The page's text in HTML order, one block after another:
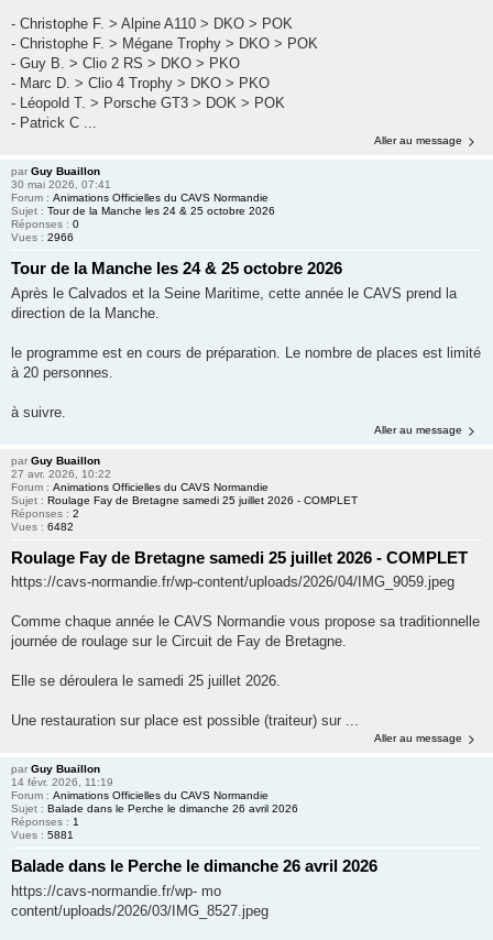
- Christophe F. > Alpine A110 > DKO > POK
- Christophe F. > Mégane Trophy > DKO > POK
- Guy B. > Clio 2 RS > DKO > PKO
- Marc D. > Clio 4 Trophy > DKO > PKO
- Léopold T. > Porsche GT3 > DOK > POK
- Patrick C ...
Aller au message
par Guy Buaillon
30 mai 2026, 07:41
Forum : Animations Officielles du CAVS Normandie
Sujet : Tour de la Manche les 24 & 25 octobre 2026
Réponses : 0
Vues : 2966
Tour de la Manche les 24 & 25 octobre 2026
Après le Calvados et la Seine Maritime, cette année le CAVS prend la
direction de la Manche.
le programme est en cours de préparation. Le nombre de places est limité
à 20 personnes.
à suivre.
Aller au message
par Guy Buaillon
27 avr. 2026, 10:22
Forum : Animations Officielles du CAVS Normandie
Sujet : Roulage Fay de Bretagne samedi 25 juillet 2026 - COMPLET
Réponses : 2
Vues : 6482
Roulage Fay de Bretagne samedi 25 juillet 2026 - COMPLET
https://cavs-normandie.fr/wp-content/uploads/2026/04/IMG_9059.jpeg
Comme chaque année le CAVS Normandie vous propose sa traditionnelle
journée de roulage sur le Circuit de Fay de Bretagne.
Elle se déroulera le samedi 25 juillet 2026.
Une restauration sur place est possible (traiteur) sur ...
Aller au message
par Guy Buaillon
14 févr. 2026, 11:19
Forum : Animations Officielles du CAVS Normandie
Sujet : Balade dans le Perche le dimanche 26 avril 2026
Réponses : 1
Vues : 5881
Balade dans le Perche le dimanche 26 avril 2026
https://cavs-normandie.fr/wp- mo
content/uploads/2026/03/IMG_8527.jpeg